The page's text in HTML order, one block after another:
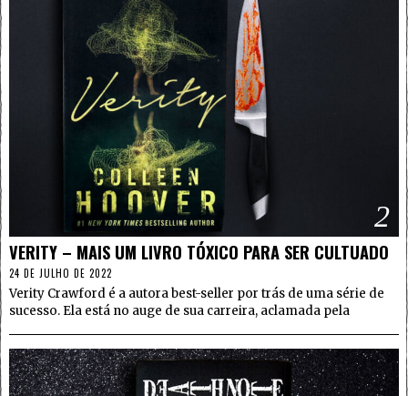
2
VERITY – MAIS UM LIVRO TÓXICO PARA SER CULTUADO
24 DE JULHO DE 2022
Verity Crawford é a autora best-seller por trás de uma série de
sucesso. Ela está no auge de sua carreira, aclamada pela